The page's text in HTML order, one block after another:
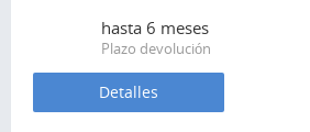
hasta 6 meses
Plazo devolución
Detalles